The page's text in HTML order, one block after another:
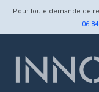
Aller
contenu
Pour toute demande de
Navigation
articles